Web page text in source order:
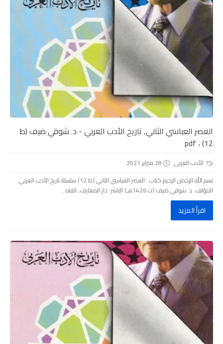
العصر العباسي الثاني, تاريخ الأدب العربي - د. شوقي ضيف (ط
12) ، pdf
الأدب العربى
28 فبراير 2021
بسم الله الرحمن الرحيم كتاب : العصر العباسي الثاني (ط 12) سلسلة تاريخ الأدب العربي
المؤلف: د. شوقي ضيف (ت 1426هـ) الناشر :دار المعارف, القاه...
اقرأ المزيد